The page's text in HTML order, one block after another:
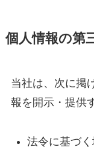
個人情報の第
当社は、次に掲
報を開示・提供
法令に基づ